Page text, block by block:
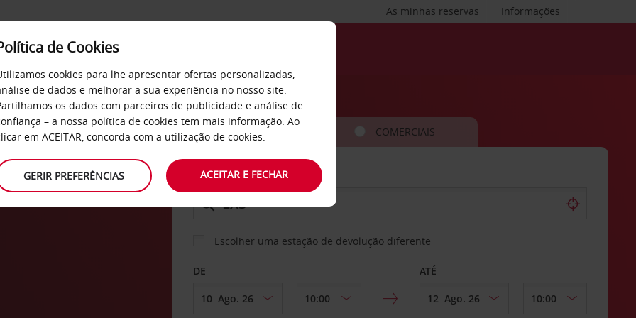
Informações
As minhas reservas
SERVIÇOS EMPRESAS
CARRO COMERCIAIS
LEVANTAR EM
Escolher uma estação de devolução diferente
DE ATÉ
de Cookies
cookies para lhe apresentar ofertas personalizadas,
de dados e melhorar a sua experiência no nosso site.
os dados com parceiros de publicidade e análise de
– a nossa política de cookies tem mais informação. Ao
em ACEITAR, concorda com a utilização de cookies.
GERIR PREFERÊNCIAS ACEITAR E FECHAR